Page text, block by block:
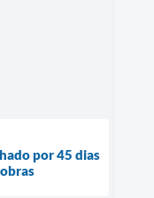
por 45 dias